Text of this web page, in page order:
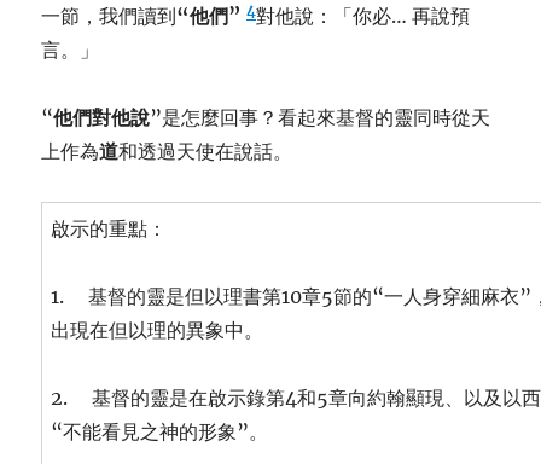
一節，我們讀到“他們”4對他說：「你必… 再說預
言。」
“他們對他說”是怎麼回事？看起來基督的靈同時從天
上作為道和透過天使在說話。
啟示的重點：
1. 基督的靈是但以理書第10章5節的“一人身穿細麻衣”
出現在但以理的異象中。
2. 基督的靈是在啟示錄第4和5章向約翰顯現、以及以
“不能看見之神的形象”。